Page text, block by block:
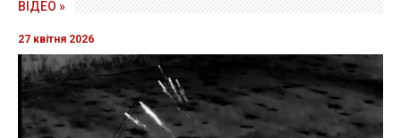
11 грудня 2020, 18:54
Екскомандира "Беркуту”, який
відновився на посаді через суд, знову
звільнили
Він віддав злочинний наказ, в результаті якого 18